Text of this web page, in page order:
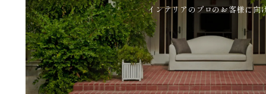
インテリアのプロのお客様に向